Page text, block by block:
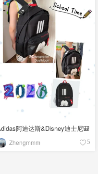
阿迪达斯&Disney迪士尼🎒
Zhengmmm 5